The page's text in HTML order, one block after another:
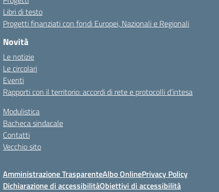
Libri di testo
Progetti finanziati con fondi Europei, Nazionali e Regionali
Novità
Le notizie
Le circolari
Eventi
Rapporti con il territorio: accordi di rete e protocolli d’intesa
Modulistica
Bacheca sindacale
Contatti
Vecchio sito
Amministrazione TrasparenteAlbo OnlinePrivacy Policy
Dichiarazione di accessibilitàObiettivi di accessibilità